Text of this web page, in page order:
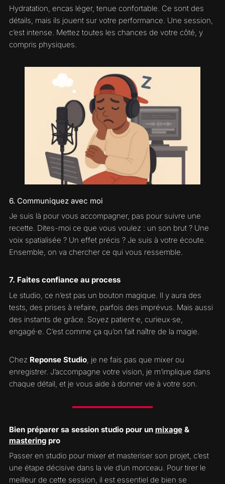
Hydratation, encas léger, tenue confortable. Ce sont des
détails, mais ils jouent sur votre performance. Une session,
c’est intense. Mettez toutes les chances de votre côté, y
compris physiques.
6. Communiquez avec moi
Je suis là pour vous accompagner, pas pour suivre une
recette. Dites-moi ce que vous voulez : un son brut ? Une
voix spatialisée ? Un effet précis ? Je suis à votre écoute.
Ensemble, on va chercher ce qui vous ressemble.
7. Faites confiance au process
Le studio, ce n’est pas un bouton magique. Il y aura des
tests, des prises à refaire, parfois des imprévus. Mais aussi
des instants de grâce. Soyez patient·e, curieux·se,
engagé·e. C’est comme ça qu’on fait naître de la magie.
Chez Reponse Studio, je ne fais pas que mixer ou
enregistrer. J’accompagne votre vision, je m’implique dans
chaque détail, et je vous aide à donner vie à votre son.
Bien préparer sa session studio pour un mixage&
masteringpro
Passer en studio pour mixer et masteriser son projet, c’est
une étape décisive dans la vie d’un morceau. Pour tirer le
meilleur de cette session, il est essentiel de bien se